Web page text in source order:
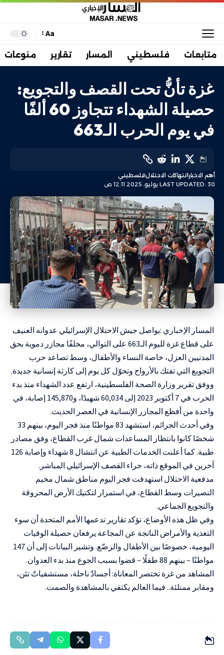
Aa
متابعات فلسطيني المسار تقارير منوعات
غزة تأنُّ تحت القصف والتجويع:
حصيلة الشهداء تتجاوز 60 ألفًا
في يوم الحرب الـ663
LAST UPDATED: 30 يوليو، 2025 12:11 ص
أهم الاخبارانتهاكات الاحتلالفلسطيني
المسار الإخباري :يواصل جيش الاحتلال الإسرائيلي عدوانه العنيف
على قطاع غزة لليوم الـ663 على التوالي، مخلفًا مجازر دموية بحق
المدنيين العزل، خاصة النساء والأطفال، وسط تصاعد حرب
التجويع التي تفتك بالأرواح وتحوّل كل يوم إلى كارثة إنسانية جديدة.
ووفق تقرير وزارة الصحة الفلسطينية، ارتفع عدد الشهداء منذ بدء
الحرب في 7 أكتوبر 2023 إلى 60,034 شهيدًا، و145,870 إصابة، في
واحدة من أفظع المجازر الإنسانية في العصر الحديث.
وفي أحدث الجرائم، استشهد 83 مواطنًا منذ فجر اليوم، بينهم 33
شخصًا كانوا بانتظار المساعدات شمال غرب القطاع، وفق مصادر
طبية. كما أعلنت الخدمات الطبية عن انتشال 8 شهداء وإصابة 126
آخرين في الموقع ذاته، جراء القصف الإسرائيلي المباشر.
مدفعية الاحتلال استهدفت فجر اليوم مناطق شمال مخيم
النصيرات وسط القطاع، في استمرار لتكتيك الأرض المحروقة
والتجويع الجماعي.
وفي ظل هذه الأوضاع، تؤكد تقارير تدعمها الأمم المتحدة أن سوء
التغذية والأمراض الناتجة عن المجاعة يرفعان حصيلة الوفيات
اليومية، خصوصًا بين الأطفال والرضّع. وتشير البيانات إلى أن 147
مواطنًا – بينهم 88 طفلًا – قضوا بسبب الجوع منذ بدء العدوان.
المشاهد من غزة تختصر المعاناة: أجسادٌ ناحلة، مستشفياتٌ تئن،
ومقابر ممتلئة.. فيما العالم يكتفي بالمشاهدة والصمت.